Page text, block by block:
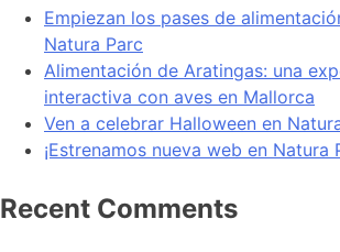
Empiezan los pases de
Natura Parc
Alimentación de Aratingas: una
interactiva con aves en Mallorca
Ven a celebrar Halloween en
¡Estrenamos nueva web en Natura
Recent Comments